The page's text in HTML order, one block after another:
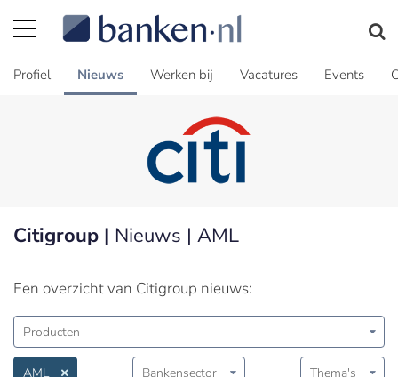
Profiel Nieuws Werken bij Vacatures Events
Citigroup | Nieuws | AML
Een overzicht van Citigroup nieuws:
Producten
AML Bankensector Thema's